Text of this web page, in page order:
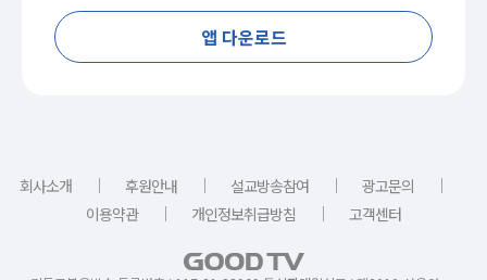
앱 다운로드
회사소개 ｜ 후원안내 ｜ 설교방송참여 ｜ 광고문의
｜
이용약관
｜ 개인정보취급방침 ｜ 고객센터